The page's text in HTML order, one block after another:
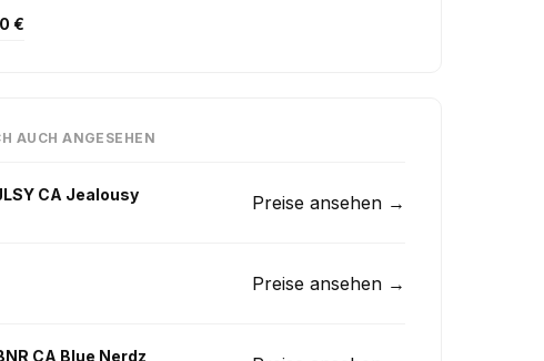
€
AUCH ANGESEHEN
CA Jealousy Preise ansehen →
Preise ansehen →
CA Blue Nerdz